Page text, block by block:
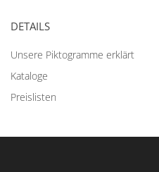
DETAILS
Unsere Piktogramme erklärt
Kataloge
Preislisten